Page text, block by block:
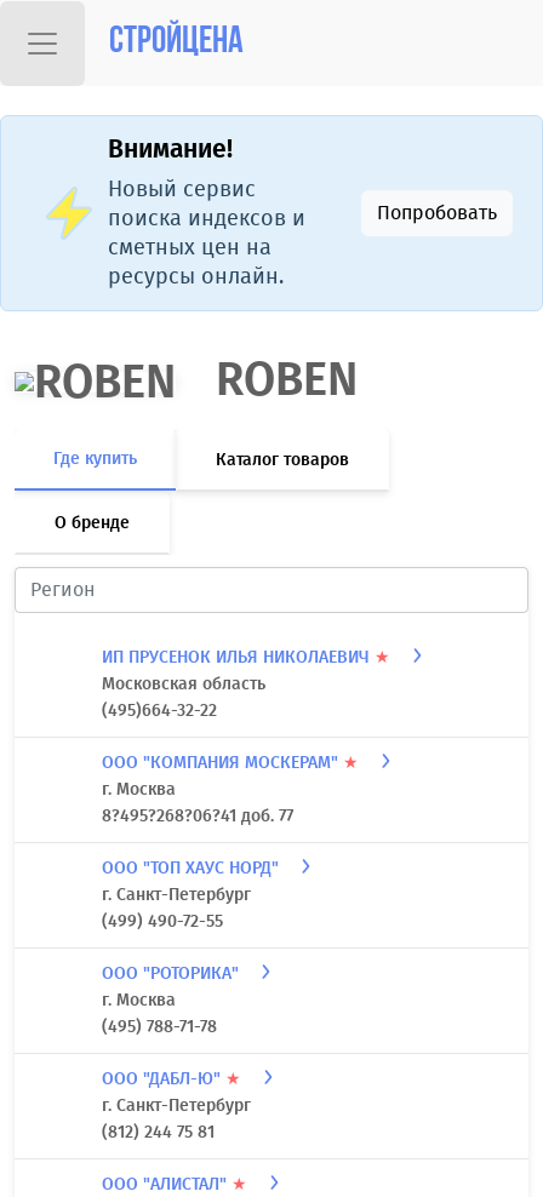
Стройцена
Внимание!
Новый сервис
поиска индексов и
сметных цен на
ресурсы онлайн.
Попробовать
ROBEN
Где купить Каталог товаров
О бренде
ИП ПРУСЕНОК ИЛЬЯ НИКОЛАЕВИЧ ★
Московская область
(495)664-32-22
ООО "КОМПАНИЯ МОСКЕРАМ" ★
г. Москва
8?495?268?06?41 доб. 77
ООО "ТОП ХАУС НОРД"
г. Санкт-Петербург
(499) 490-72-55
ООО "РОТОРИКА"
г. Москва
(495) 788-71-78
ООО "ДАБЛ-Ю" ★
г. Санкт-Петербург
(812) 244 75 81
ООО "АЛИСТАЛ" ★